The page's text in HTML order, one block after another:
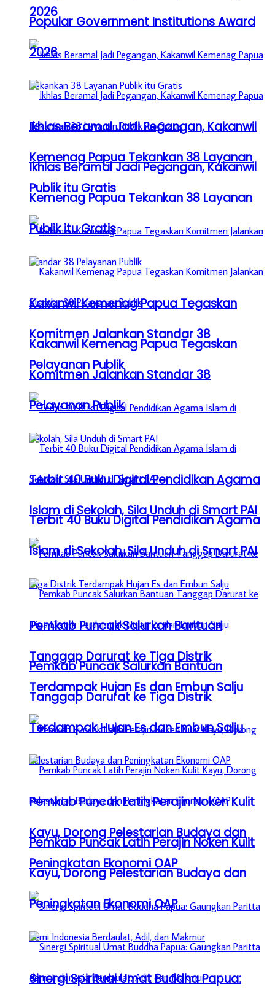
2026
Ikhlas Beramal Jadi Pegangan, Kakanwil
Kemenag Papua Tekankan 38 Layanan
Publik itu Gratis
Kakanwil Kemenag Papua Tegaskan
Komitmen Jalankan Standar 38
Pelayanan Publik
Terbit 40 Buku Digital Pendidikan Agama
Islam di Sekolah, Sila Unduh di Smart PAI
Pemkab Puncak Salurkan Bantuan
Tanggap Darurat ke Tiga Distrik
Terdampak Hujan Es dan Embun Salju
Pemkab Puncak Latih Perajin Noken Kulit
Kayu, Dorong Pelestarian Budaya dan
Peningkatan Ekonomi OAP
Sinergi Spiritual Umat Buddha Papua:
Popular Government Institutions Award
2026
Ikhlas Beramal Jadi Pegangan, Kakanwil
Kemenag Papua Tekankan 38 Layanan
Publik itu Gratis
Kakanwil Kemenag Papua Tegaskan
Komitmen Jalankan Standar 38
Pelayanan Publik
Terbit 40 Buku Digital Pendidikan Agama
Islam di Sekolah, Sila Unduh di Smart PAI
Pemkab Puncak Salurkan Bantuan
Tanggap Darurat ke Tiga Distrik
Terdampak Hujan Es dan Embun Salju
Pemkab Puncak Latih Perajin Noken Kulit
Kayu, Dorong Pelestarian Budaya dan
Peningkatan Ekonomi OAP